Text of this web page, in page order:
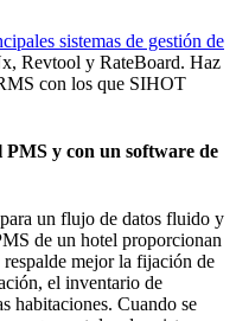
sistemas de gestión de
Revtool y RateBoard. Haz
con los que SIHOT
y con un software de
un flujo de datos fluido y
de un hotel proporcionan
mejor la fijación de
el inventario de
habitaciones. Cuando se